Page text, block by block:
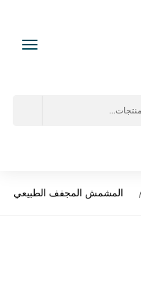
المشمش المجفف الطبيعي